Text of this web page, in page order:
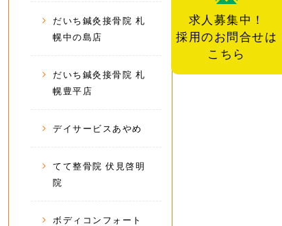
求人募集中！
採用のお問合せは
こちら
だいち鍼灸接骨院 札
幌中の島店
だいち鍼灸接骨院 札
幌豊平店
デイサービスあやめ
てて整骨院 伏見啓明
院
ボディコンフォート